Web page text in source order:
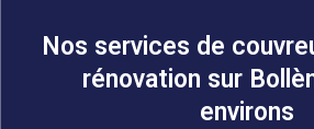
Nos services de
rénovation sur
environs